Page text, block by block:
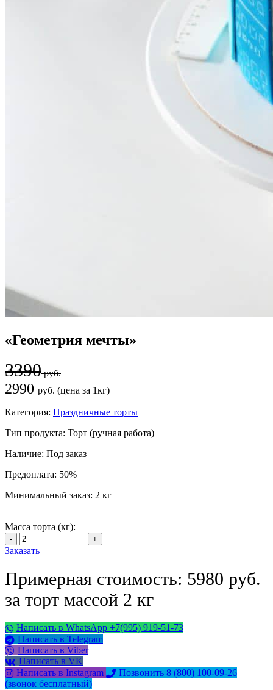
«Геометрия мечты»
3390руб.
2990 руб. (цена за 1кг)
Категория: Праздничные торты
Тип продукта: Торт (ручная работа)
Наличие: Под заказ
Предоплата: 50%
Минимальный заказ: 2 кг
Масса торта (кг):
Заказать
Примерная стоимость: 5980 руб.
за торт массой 2 кг
Написать в WhatsApp +7(995) 919-51-73
Написать в Telegram
Написать в Viber
Написать в VK
Написать в Instagram
Позвонить 8 (800) 100-09-26
(звонок бесплатный)